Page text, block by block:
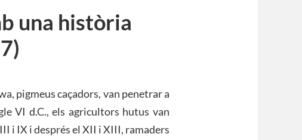
una història
pigmeus caçadors, van penetrar a
VI d.C., els agricultors hutus van
i IX i després el XII i XIII, ramaders